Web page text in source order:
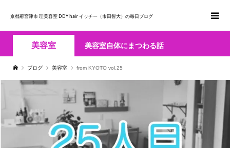
京都府宮津市 理美容室 DDY hair イッチー（市田智大）の毎日ブログ
美容室 美容室自体にまつわる話
ブログ 美容室 from KYOTO vol.25